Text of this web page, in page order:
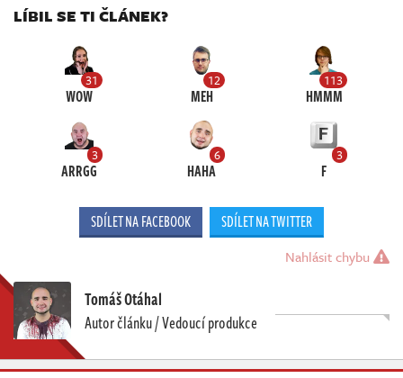
LÍBIL SE TI ČLÁNEK?
31
WOW
12
MEH
113
HMMM
3
ARRGG
6
HAHA
3
F
SDÍLET NA FACEBOOK SDÍLET NA TWITTER
Nahlásit chybu
Tomáš Otáhal
Autor článku / Vedoucí produkce